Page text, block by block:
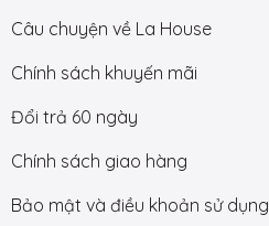
Câu chuyện về La House
Chính sách khuyến mãi
Đổi trả 60 ngày
Chính sách giao hàng
Bảo mật và điều khoản sử dụng